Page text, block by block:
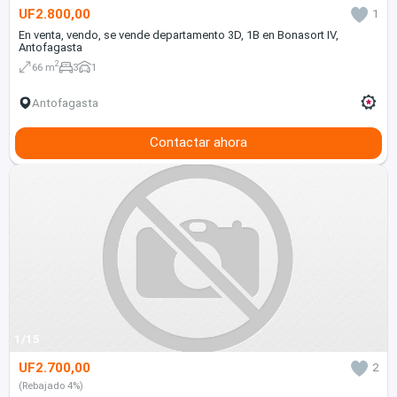
UF2.800,00
1
En venta, vendo, se vende departamento 3D, 1B en Bonasort IV,
Antofagasta
66 m2 3 1
Antofagasta
Contactar ahora
1/15
UF2.700,00 2
(Rebajado 4%)